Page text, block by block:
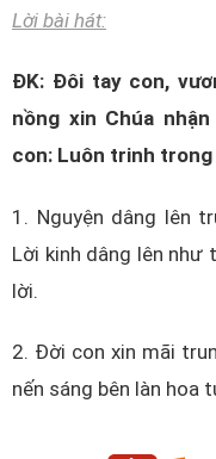
Lời bài hát:
ĐK: Đôi tay con,
nồng xin Chúa
con: Luôn trinh trong
1. Nguyện dâng lên
Lời kinh dâng lên như
lời.
2. Đời con xin mãi
nến sáng bên làn hoa